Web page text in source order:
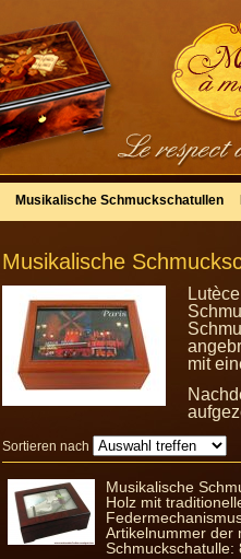
Musikalische Schmuckschatullen
Musikalische
mit
Sortieren nach
Musikalische
Holz mit
Artikelnummer der
Schmuckschatulle: